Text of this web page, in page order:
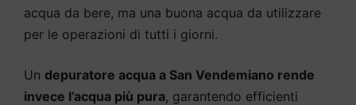
acqua da bere, ma una buona acqua da utilizzare
per le operazioni di tutti i giorni.
Un depuratore acqua a San Vendemiano rende
invece l’acqua più pura, garantendo efficienti